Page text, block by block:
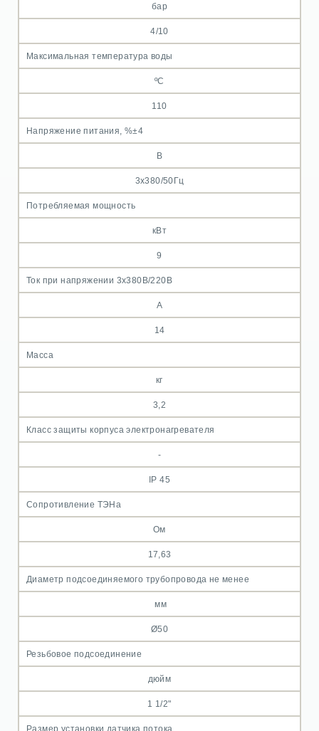
бар
4/10
Максимальная температура воды
ºС
110
Напряжение питания, %±4
В
3х380/50Гц
Потребляемая мощность
кВт
9
Ток при напряжении 3х380В/220В
А
14
Масса
кг
3,2
Класс защиты корпуса электронагревателя
-
IP 45
Сопротивление ТЭНа
Ом
17,63
Диаметр подсоединяемого трубопровода не менее
мм
Ø50
Резьбовое подсоединение
дюйм
1 1/2"
Размер установки датчика потока